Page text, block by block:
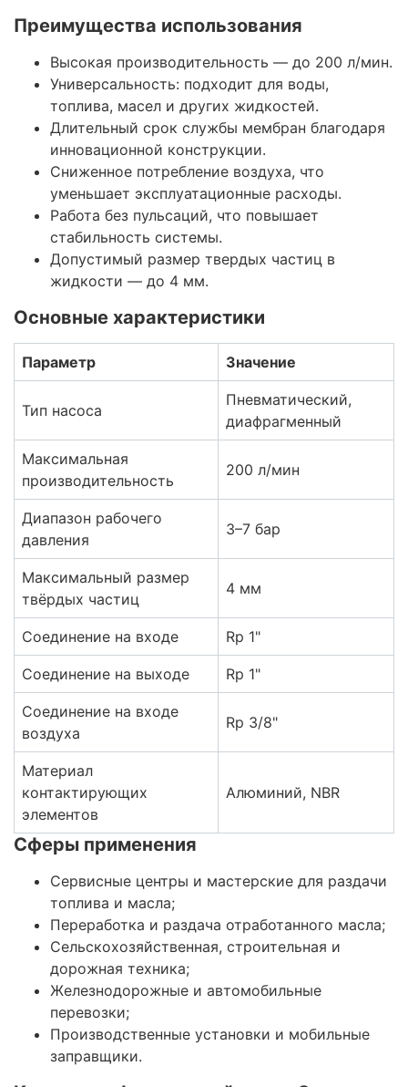
Преимущества использования
Высокая производительность — до 200 л/мин.
Универсальность: подходит для воды,
топлива, масел и других жидкостей.
Длительный срок службы мембран благодаря
инновационной конструкции.
Сниженное потребление воздуха, что
уменьшает эксплуатационные расходы.
Работа без пульсаций, что повышает
стабильность системы.
Допустимый размер твердых частиц в
жидкости — до 4 мм.
Основные характеристики
Параметр Значение
Тип насоса
Пневматический,
диафрагменный
Максимальная
производительность
200 л/мин
Диапазон рабочего
давления
3–7 бар
Максимальный размер
твёрдых частиц
4 мм
Соединение на входе Rp 1"
Соединение на выходе Rp 1"
Соединение на входе
воздуха
Rp 3/8"
Материал
контактирующих
элементов
Алюминий, NBR
Сферы применения
Сервисные центры и мастерские для раздачи
топлива и масла;
Переработка и раздача отработанного масла;
Сельскохозяйственная, строительная и
дорожная техника;
Железнодорожные и автомобильные
перевозки;
Производственные установки и мобильные
заправщики.